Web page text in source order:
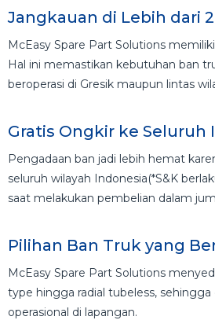
Jangkauan di Lebih dari
McEasy Spare Part Solutions
Hal ini memastikan kebutuhan ban
beroperasi di Gresik maupun lintas
Gratis Ongkir ke Seluruh
Pengadaan ban jadi lebih hemat
seluruh wilayah Indonesia(*S&K
saat melakukan pembelian dalam
Pilihan Ban Truk yang
McEasy Spare Part Solutions
type hingga radial tubeless,
operasional di lapangan.